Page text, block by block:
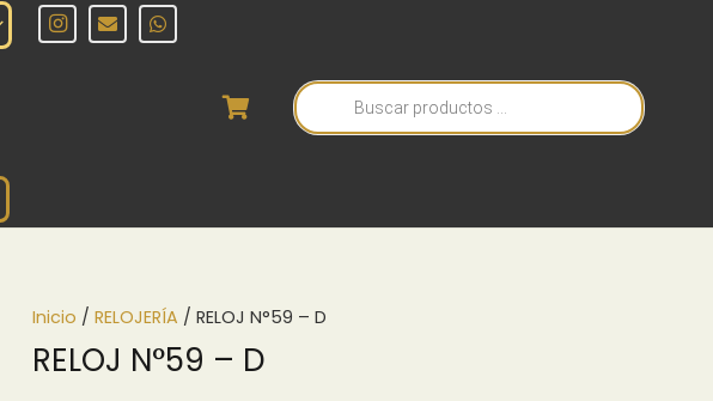
Búsqueda
de
productos
Inicio / RELOJERÍA / RELOJ N°59 – D
RELOJ N°59 – D